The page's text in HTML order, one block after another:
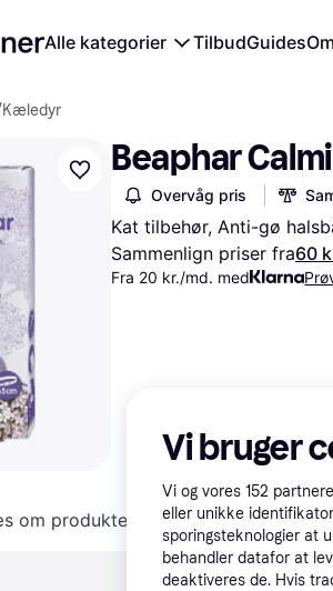
Alle kategorier TilbudGuides
Kæledyr
Beaphar
Overvåg pris
Kat tilbehør, Anti-gø
Sammenlign priser fra60
Fra 20 kr./md. med
om produktet Specifikationer
Vi bruger
Vi og vores 152
eller unikke
sporingsteknologier at
behandler datafor at
deaktiveres de. Hvis